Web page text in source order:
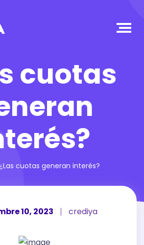
cuotas
cuotas generan interés?
10, 2023 crediya